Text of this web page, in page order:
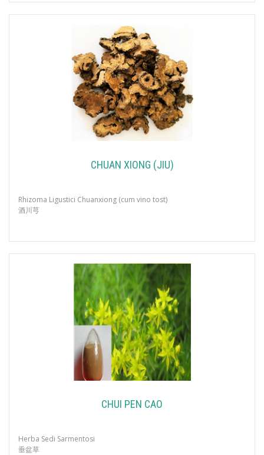
CHUAN XIONG (JIU)
Rhizoma Ligustici Chuanxiong (cum vino tost)
酒川芎
CHUI PEN CAO
Herba Sedi Sarmentosi
垂盆草